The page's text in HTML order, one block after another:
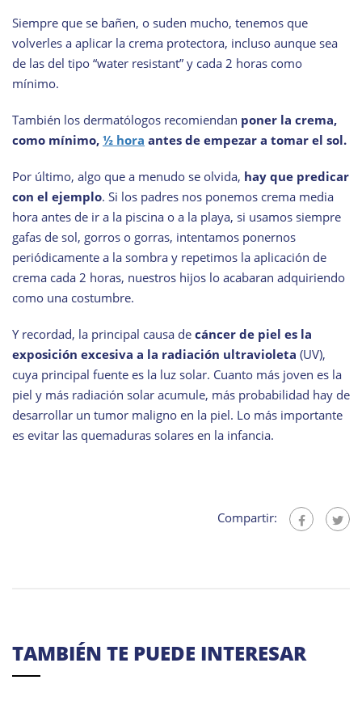
Siempre que se bañen, o suden mucho, tenemos que
volverles a aplicar la crema protectora, incluso aunque sea
de las del tipo “water resistant” y cada 2 horas como
mínimo.
También los dermatólogos recomiendan poner la crema,
como mínimo, ½ hora antes de empezar a tomar el sol.
Por último, algo que a menudo se olvida, hay que predicar
con el ejemplo. Si los padres nos ponemos crema media
hora antes de ir a la piscina o a la playa, si usamos siempre
gafas de sol, gorros o gorras, intentamos ponernos
periódicamente a la sombra y repetimos la aplicación de
crema cada 2 horas, nuestros hijos lo acabaran adquiriendo
como una costumbre.
Y recordad, la principal causa de cáncer de piel es la
exposición excesiva a la radiación ultravioleta (UV),
cuya principal fuente es la luz solar. Cuanto más joven es la
piel y más radiación solar acumule, más probabilidad hay de
desarrollar un tumor maligno en la piel. Lo más importante
es evitar las quemaduras solares en la infancia.
Compartir:
TAMBIÉN TE PUEDE INTERESAR